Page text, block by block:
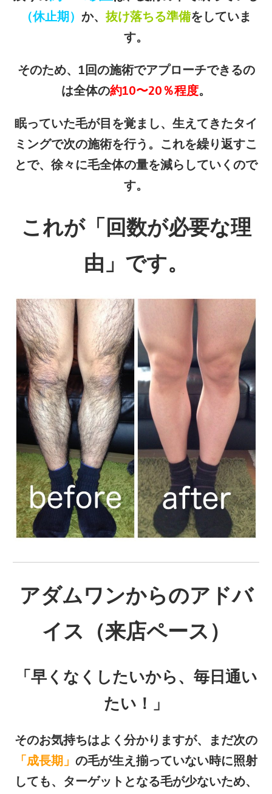
（休止期） か、 抜け落ちる準備をしていま
す。
そのため、1回の施術でアプローチできるの
は全体の約10〜20％程度。
眠っていた毛が目を覚まし、生えてきたタイ
ミングで次の施術を行う。これを繰り返すこ
とで、徐々に毛全体の量を減らしていくので
す。
これが「回数が必要な理
由」です。
アダムワンからのアドバ
イス（来店ペース）
「早くなくしたいから、毎日通い
たい！」
そのお気持ちはよく分かりますが、まだ次の
「成長期」 の毛が生え揃っていない時に照射
しても、ターゲットとなる毛が少ないため、